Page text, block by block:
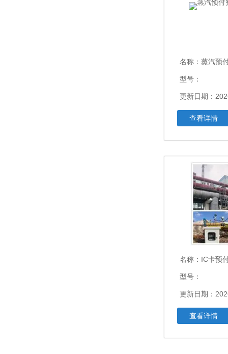
名称： 蒸汽预
型号：
更新日期：
查看详情
名称： IC卡预
型号：
更新日期：
查看详情